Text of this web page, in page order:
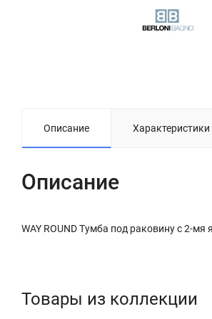
Описание Характеристики
Описание
WAY ROUND Тумба под раковину с 2-мя
Товары из коллекции